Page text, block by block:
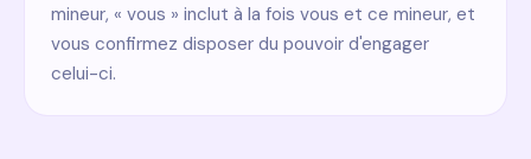
mineur, « vous » inclut à la fois vous et ce mineur, et
vous confirmez disposer du pouvoir d'engager
celui-ci.